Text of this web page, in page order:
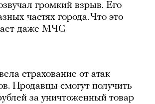
громкий взрыв. Его
частях города. Что это
даже МЧС
страхование от атак
Продавцы смогут получить
за уничтоженный товар